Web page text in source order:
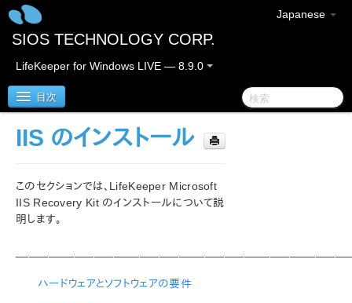
Japanese
SIOS TECHNOLOGY CORP.
LifeKeeper for Windows LIVE — 8.9.0
目次
LifeKeeper for Windows リリースノート
LifeKeeper for Windows クイックスタートガイド
クラウド環境における LifeKeeper for Windows の利用
IIS のインストール
このセクションでは、LifeKeeper Microsoft
IIS Recovery Kit のインストールについて説
明します。
ハードウェアとソフトウェアの要件